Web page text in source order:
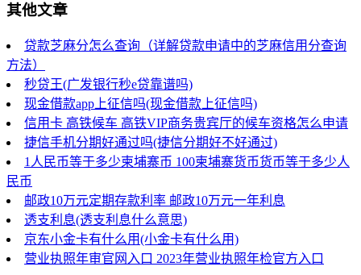
其他文章
贷款芝麻分怎么查询（详解贷款申请中的芝麻信用分查询
方法）
秒贷王(广发银行秒e贷靠谱吗)
现金借款app上征信吗(现金借款上征信吗)
信用卡 高铁候车 高铁VIP商务贵宾厅的候车资格怎么申请
捷信手机分期好通过吗(捷信分期好不好通过)
1人民币等于多少柬埔寨币 100柬埔寨货币货币等于多少人
民币
邮政10万元定期存款利率 邮政10万元一年利息
透支利息(透支利息什么意思)
京东小金卡有什么用(小金卡有什么用)
营业执照年审官网入口 2023年营业执照年检官方入口